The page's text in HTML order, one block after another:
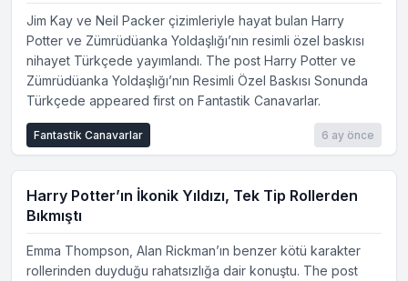
Jim Kay ve Neil Packer çizimleriyle hayat bulan Harry
Potter ve Zümrüdüanka Yoldaşlığı’nın resimli özel baskısı
nihayet Türkçede yayımlandı. The post Harry Potter ve
Zümrüdüanka Yoldaşlığı’nın Resimli Özel Baskısı Sonunda
Türkçede appeared first on Fantastik Canavarlar.
6 ay önce
Fantastik Canavarlar
Harry Potter’ın İkonik Yıldızı, Tek Tip Rollerden
Bıkmıştı
Emma Thompson, Alan Rickman’ın benzer kötü karakter
rollerinden duyduğu rahatsızlığa dair konuştu. The post